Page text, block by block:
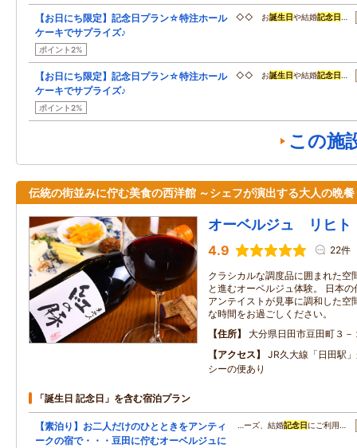
【お日にち限定】記念日プラン☆特注ホール
ケーキでサプライズ♪
ポイント2%
◇◇ お誕生日や結婚記念日 …
【お日にち限定】記念日プラン☆特注ホール
ケーキでサプライズ♪
ポイント2%
◇◇ お誕生日や結婚記念日 …
この施
伝統の街並みに佇む美食の西洋館 ～シェフが演出する大人の晩餐
オーベルジュ リヒト
4.9 22件
クラシカルな調度品に囲まれた空
と進むオーベルジュ体験。 日本
アンテイストが見事に調和した空
な時間をお過ごしください。
住所
大分県日田市豆田町３－
アクセス
JR久大線「日田駅
シーの便あり
「誕生日 記念日」を含む宿泊プラン
【素泊り】お二人だけのひとときをアンティ
ークの宿で・・・豆田に佇むオーベルジュに
…ーズ、結婚記念日 にご利用…